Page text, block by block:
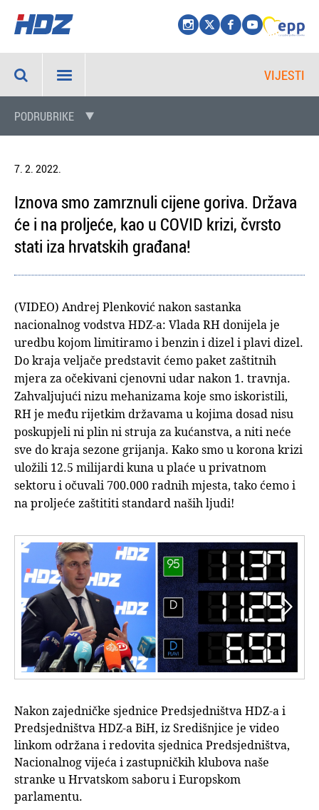
VIJESTI
PODRUBRIKE
7. 2. 2022.
Iznova smo zamrznuli cijene goriva. Država
će i na proljeće, kao u COVID krizi, čvrsto
stati iza hrvatskih građana!
(VIDEO) Andrej Plenković nakon sastanka
nacionalnog vodstva HDZ-a: Vlada RH donijela je
uredbu kojom limitiramo i benzin i dizel i plavi dizel.
Do kraja veljače predstavit ćemo paket zaštitnih
mjera za očekivani cjenovni udar nakon 1. travnja.
Zahvaljujući nizu mehanizama koje smo iskoristili,
RH je među rijetkim državama u kojima dosad nisu
poskupjeli ni plin ni struja za kućanstva, a niti neće
sve do kraja sezone grijanja. Kako smo u korona krizi
uložili 12.5 milijardi kuna u plaće u privatnom
sektoru i očuvali 700.000 radnih mjesta, tako ćemo i
na proljeće zaštititi standard naših ljudi!


Nakon zajedničke sjednice Predsjedništva HDZ-a i
Predsjedništva HDZ-a BiH, iz Središnjice je video
linkom održana i redovita sjednica Predsjedništva,
Nacionalnog vijeća i zastupničkih klubova naše
stranke u Hrvatskom saboru i Europskom
parlamentu.